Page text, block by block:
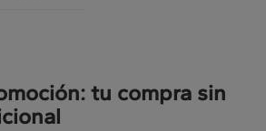
tu compra sin